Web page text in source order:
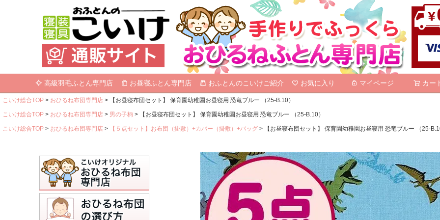
高級羽毛ふとん専門店 お昼寝ふとん専門店 おふとんのこいけご紹介 お気に入り マイページ カー
検索
こいけ総合TOP おひるね布団専門店 【お昼寝布団セット】 保育園幼稚園お昼寝用 恐竜ブルー （25-B.10）
こいけ総合TOP おひるね布団専門店 男の子柄 【お昼寝布団セット】 保育園幼稚園お昼寝用 恐竜ブルー （25-B.10）
こいけ総合TOP おひるね布団専門店 【５点セット】お布団（掛敷）+カバー（掛敷）+バッグ 【お昼寝布団セット】 保育園幼稚園お昼寝用 恐竜ブルー （25-